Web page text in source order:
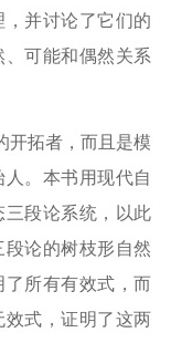
，并讨论了它们的
可能和偶然关系
开拓者，而且是模
。本书用现代自
段论系统，以此
论的树枝形自然
所有有效式，而
效式，证明了这两